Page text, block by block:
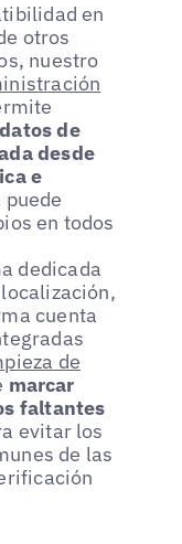
en
otros
nuestro
de
desde
e
puede
en todos
dedicada
cuenta
de
marcar
faltantes
evitar los
de las